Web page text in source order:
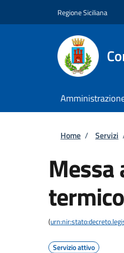
Regione Siciliana
Home / Servizi
termico
(
Servizio attivo